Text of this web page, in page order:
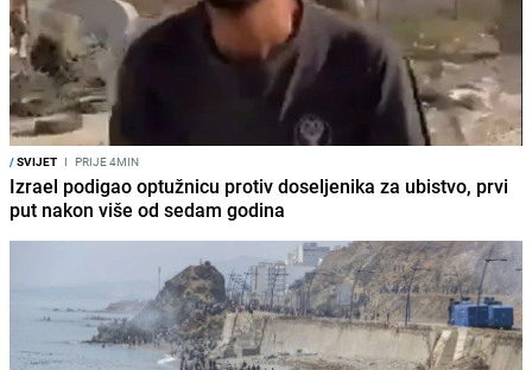
/SVIJET I PRIJE 4MIN
Izrael podigao optužnicu protiv doseljenika za ubistvo, prvi
put nakon više od sedam godina